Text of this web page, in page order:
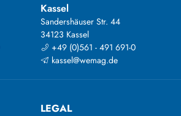
Kassel
Sandershäuser Str. 44
34123 Kassel
+49 (0)561 - 491 691-0
kassel@wemag.de
LEGAL